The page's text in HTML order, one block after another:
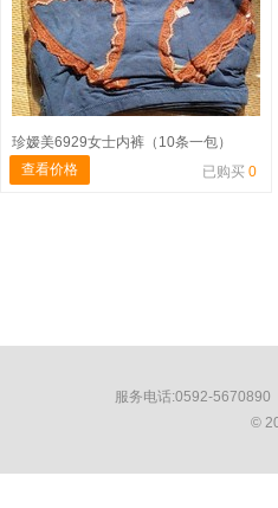
珍嫒美6929女士内裤（10条一包）
查看价格
已购买 0
服务电话:0592-
©